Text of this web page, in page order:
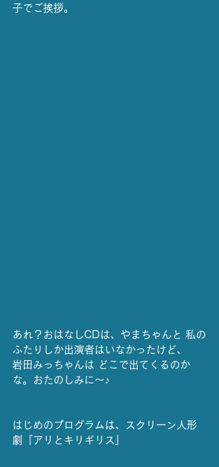
子でご挨拶。
あれ？おはなしCDは、やまちゃんと 私の
ふたりしか出演者はいなかったけど、
岩田みっちゃんは どこで出てくるのか
な。おたのしみに〜♪
はじめのプログラムは、スクリーン人形
劇『アリとキリギリス』